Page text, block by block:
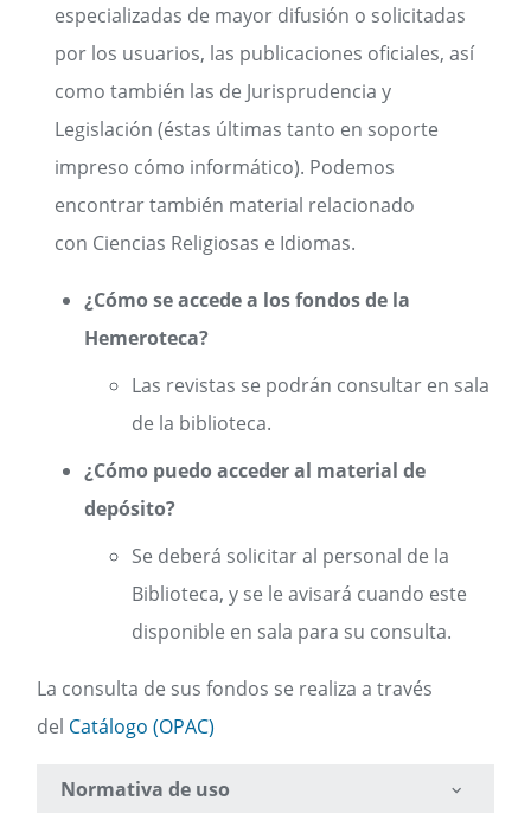
especializadas de mayor difusión o solicitadas
por los usuarios, las publicaciones oficiales, así
como también las de Jurisprudencia y
Legislación (éstas últimas tanto en soporte
impreso cómo informático). Podemos
encontrar también material relacionado
con Ciencias Religiosas e Idiomas.
¿Cómo se accede a los fondos de la
Hemeroteca?
Las revistas se podrán consultar en sala
de la biblioteca.
¿Cómo puedo acceder al material de
depósito?
Se deberá solicitar al personal de la
Biblioteca, y se le avisará cuando este
disponible en sala para su consulta.
La consulta de sus fondos se realiza a través
del Catálogo (OPAC)
Normativa de uso